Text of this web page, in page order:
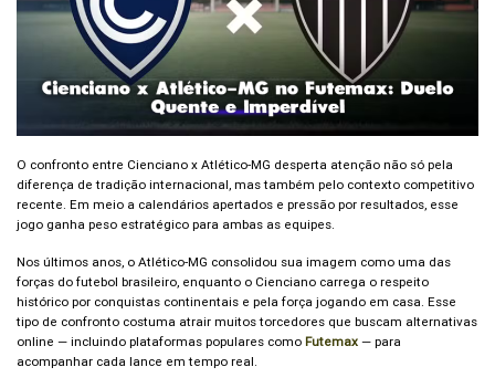
O confronto entre Cienciano x Atlético-MG desperta atenção não só pela
diferença de tradição internacional, mas também pelo contexto competitivo
recente. Em meio a calendários apertados e pressão por resultados, esse
jogo ganha peso estratégico para ambas as equipes.
Nos últimos anos, o Atlético-MG consolidou sua imagem como uma das
forças do futebol brasileiro, enquanto o Cienciano carrega o respeito
histórico por conquistas continentais e pela força jogando em casa. Esse
tipo de confronto costuma atrair muitos torcedores que buscam alternativas
online — incluindo plataformas populares como Futemax — para
acompanhar cada lance em tempo real.